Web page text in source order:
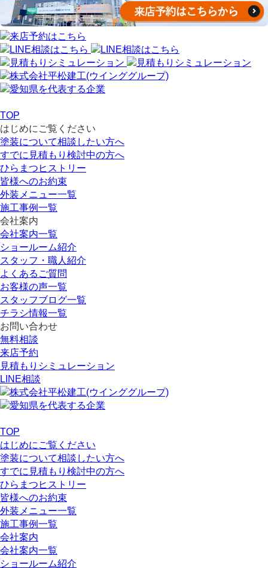
TOP
はじめにご覧ください
塗装について相談したい方へ
すでに見積もり検討中の方へ
ひらまつヒストリー
皆様へのお約束
外装メニュー一覧
施工事例一覧
会社案内
会社案内一覧
ショールーム紹介
スタッフ・職人紹介
よくあるご質問
お客様の声一覧
スタッフブログ一覧
チラシ情報一覧
お問い合わせ
無料相談
来店予約
見積もりシミュレーション
LINE相談
TOP
はじめにご覧ください
塗装について相談したい方へ
すでに見積もり検討中の方へ
ひらまつヒストリー
皆様へのお約束
外装メニュー一覧
施工事例一覧
会社案内
会社案内一覧
ショールーム紹介